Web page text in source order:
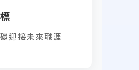
迎接未來職涯